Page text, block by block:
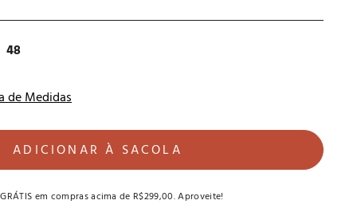
48
de Medidas
ADICIONAR À SACOLA
em compras acima de R$299,00. Aproveite!